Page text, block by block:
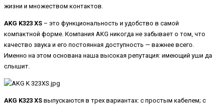
жизни и множеством контактов.
AKG K323 XS – это функциональность и удобство в самой
компактной форме. Компания AKG никогда не забывает о том, что
качество звука и его постоянная доступность — важнее всего.
Именно на этом основана наша высокая репутация: имеющий уши да
слышит.
AKG K323 XS выпускаются в трех вариантах: с простым кабелем; с